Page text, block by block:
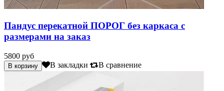
Пандус перекатной ПОРОГ без каркаса с
размерами на заказ
5800 руб
В закладки В сравнение